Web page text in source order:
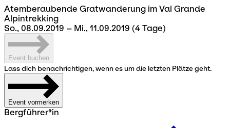
Atemberaubende Gratwanderung im Val Grande
Alpintrekking
So., 08.09.2019 – Mi., 11.09.2019 (4 Tage)
Event buchen
Lass dich benachrichtigen, wenn es um die letzten Plätze geht.
Event vormerken
Bergführer*in